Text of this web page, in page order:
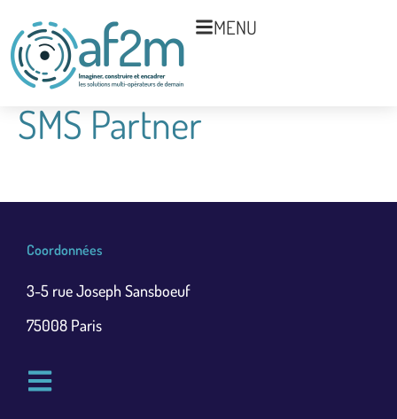
MENU
SMS Partner
Coordonnées
3-5 rue Joseph Sansboeuf
75008 Paris